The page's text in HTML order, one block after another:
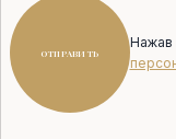
ОТПРАВИТЬ
Нажав